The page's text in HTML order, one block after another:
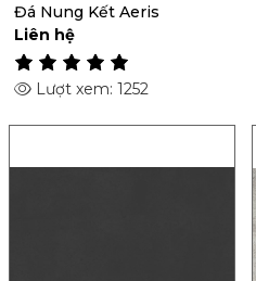
Đá Nung Kết Aeris
Liên hệ
Lượt xem: 1252